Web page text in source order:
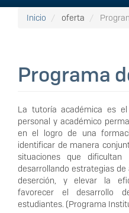
Inicio oferta
Programa
La tutoría académica es
personal y académico
en el logro de una
identificar de manera
situaciones que dificultan
desarrollando estrategias
deserción, y elevar la
favorecer el desarrollo
estudiantes. (Programa